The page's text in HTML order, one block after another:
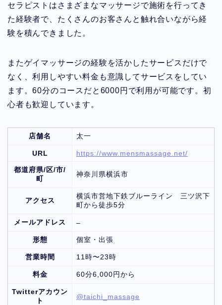
セラピストはさまざまなマッサージで施術を行ってき
た経験者で、たくさんのお客さんと触れ合いながら経
験を積んできました。
またゲイマッサージの経験を活かしたサービスだけで
なく、利用しやすい料金も意識してサービスをしてい
ます。60分のコースだと6000円で利用が可能です。初
心者も歓迎しています。
店舗名 太一
URL https://www.mensmassage.net/
都道府県/区/市/
町
神奈川県横浜市
アクセス
横浜市営地下鉄ブルーライン 三ツ沢下
町から徒歩5分
メールアドレス –
形態 個室・出張
営業時間 11時〜23時
料金 60分6,000円から
Twitterアカウン
ト
@taichi_massage